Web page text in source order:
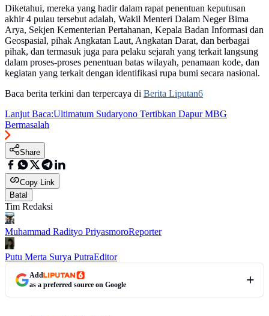
Diketahui, mereka yang hadir dalam rapat penentuan keputusan
akhir 4 pulau tersebut adalah, Wakil Menteri Dalam Neger Bima
Arya, Sekjen Kementerian Pertahanan, Kepala Badan Informasi dan
Geospasial, pihak Angkatan Laut, Angkatan Darat, dan berbagai
pihak, dan termasuk juga para pelaku sejarah yang terkait langsung
dalam proses-proses penentuan batas wilayah, penamaan kode, dan
kegiatan yang terkait dengan identifikasi rupa bumi secara nasional.
Baca berita terkini dan terpercaya di Berita Liputan6
Lanjut Baca:Ultimatum Sudaryono Tertibkan Dapur MBG
Bermasalah
Share
Copy Link
Batal
Tim Redaksi
Muhammad Radityo PriyasmoroReporter
Putu Merta Surya PutraEditor
Add
as a preferred source on Google